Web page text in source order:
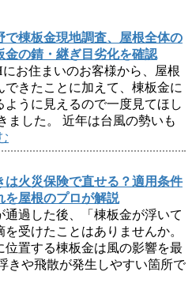
で棟板金現地調査、屋根全体の
金の錆・継ぎ目劣化を確認
にお住まいのお客様から、屋根
できたことに加えて、棟板金に
ように見えるので一度見てほし
ました。 近年は台風の勢いも
は火災保険で直せる？適用条件
を屋根のプロが解説
通過した後、「棟板金が浮いて
を受けたことはありませんか。
位置する棟板金は風の影響を最
きや飛散が発生しやすい箇所で